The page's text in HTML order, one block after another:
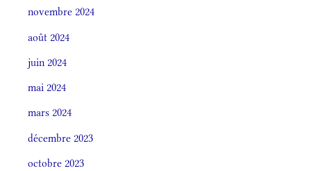
novembre 2024
août 2024
juin 2024
mai 2024
mars 2024
décembre 2023
octobre 2023